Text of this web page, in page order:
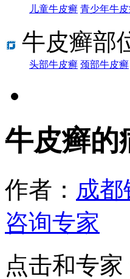
儿童牛皮癣 青少年牛
牛皮癣部
头部牛皮癣 颈部牛皮癣
牛皮癣的
作者： 成
咨询专家
点击和专